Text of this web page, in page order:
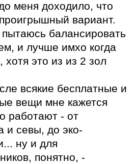
меня доходило, что
вариант.
балансировать
и лучше имхо когда
это из из 2 зол
всякие бесплатные и
вещи мне кажется
работают - от
и севы, до эко-
ну и для
понятно, -